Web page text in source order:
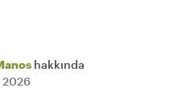
hakkında
2026